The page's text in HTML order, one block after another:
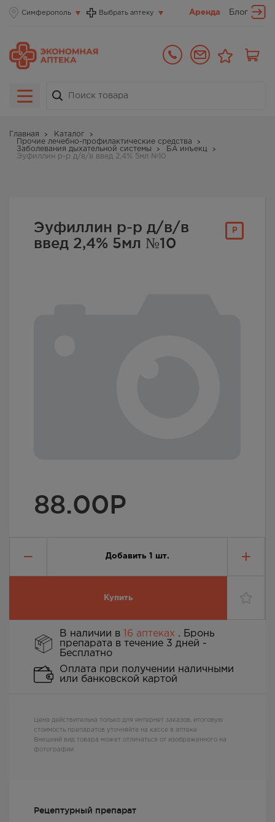
Симферополь Выбрать аптеку Аренда Блог
Главная
Каталог
Прочие лечебно-профилактические средства
Заболевания дыхательной системы
БА инъекц
Эуфиллин р-р д/в/в введ 2,4% 5мл №10
Р
Эуфиллин р-р д/в/в
введ 2,4% 5мл №10
88.00Р
Добавить 1 шт.
Купить
Рецептурный препарат
В наличии в 16 аптеках . Бронь
препарата в течение 3 дней -
Бесплатно
Оплата при получении наличными
или банковской картой
Цена действительна только для интернет заказов, итоговую
стоимость препаратов уточняйте на кассе в аптеке
Внешний вид товара может отличаться от изображенного на
фотографии